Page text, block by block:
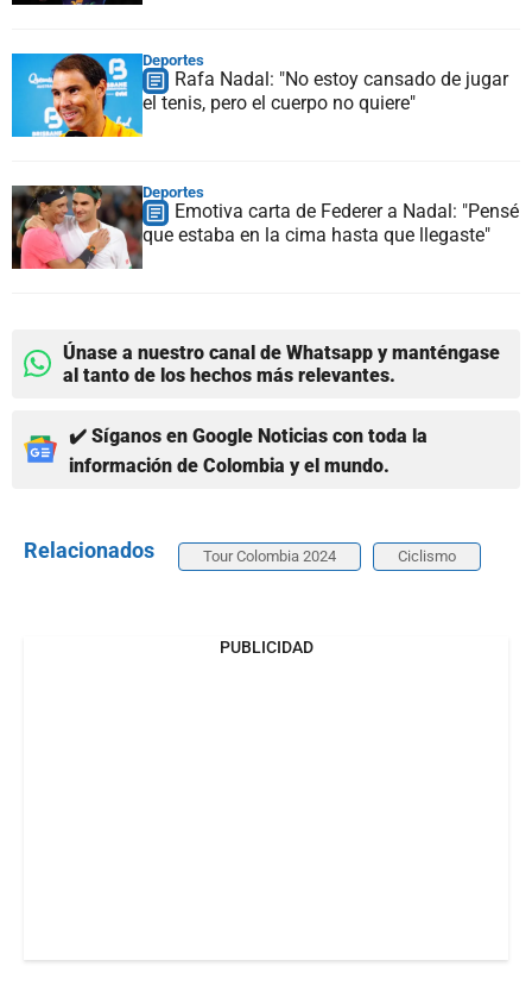
Deportes
Rafa Nadal: "No estoy cansado de jugar
el tenis, pero el cuerpo no quiere"
Deportes
Emotiva carta de Federer a Nadal: "Pensé
que estaba en la cima hasta que llegaste"
Únase a nuestro canal de Whatsapp y manténgase
al tanto de los hechos más relevantes.
✔️ Síganos en Google Noticias con toda la
información de Colombia y el mundo.
Relacionados Tour Colombia 2024 Ciclismo
PUBLICIDAD